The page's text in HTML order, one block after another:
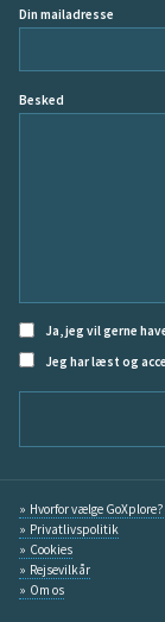
Din mailadresse
Besked
Ja, jeg vil gerne
Jeg har læst og
Hvorfor vælge GoXplore?
Privatlivspolitik
Cookies
Rejsevilkår
Om os